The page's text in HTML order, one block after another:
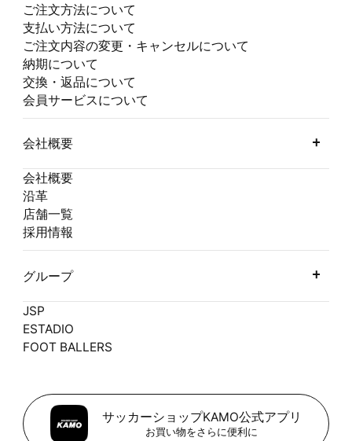
ご注文方法について
支払い方法について
ご注文内容の変更・キャンセルについて
納期について
交換・返品について
会員サービスについて
会社概要
会社概要
沿革
店舗一覧
採用情報
グループ
JSP
ESTADIO
FOOT BALLERS
サッカーショップKAMO公式アプリ
お買い物をさらに便利に